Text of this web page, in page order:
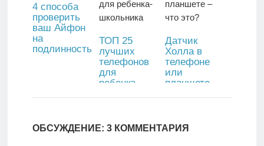
4 способа
проверить
ваш Айфон
на
подлинность
ТОП 25
лучших
телефонов
для
ребенка-
Датчик
Холла в
телефоне
или
планшете –
ОБСУЖДЕНИЕ: 3 КОММЕНТАРИЯ